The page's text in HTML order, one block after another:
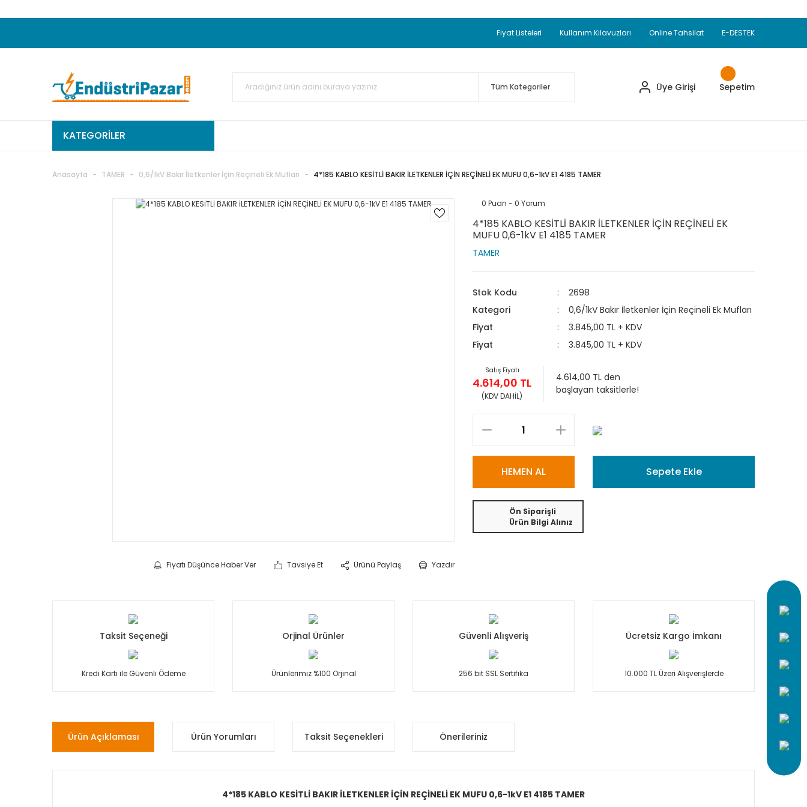
20.000TL ve Üzeri Alışverişlerinizde KARGO BEDAVATC Standart Bayonet J Tip Termokupul Ürünlerinde 50 Adet Alımlarda Sepette Ekstra %5 İskonto...
TC Standart Bayonet J Tip Termokupul Ürünlerinde 250 Adet Alımlarda Sepette
50.000,00TL ve Üzeri EMKO Ürünleri Alışverişlerinizde Sepette
Fiyat Listeleri Kullanım Kılavuzları Online Tahsilat E-DESTEK
Üye Girişi Sepetim
KATEGORİLER
Anasayfa TAMER 0,6/1kV Bakır İletkenler İçin Reçineli Ek Mufları 4*185 KABLO KESİTLİ BAKIR İLETKENLER İÇİN REÇİNELİ EK MUFU 0,6-1kV E1 4185 TAMER
Fiyatı Düşünce Haber Ver Tavsiye Et Ürünü Paylaş Yazdır
0 Puan - 0 Yorum
4*185 KABLO KESİTLİ BAKIR İLETKENLER İÇİN REÇİNELİ EK
MUFU 0,6-1kV E1 4185 TAMER
TAMER
Stok Kodu
2698
Kategori
0,6/1kV Bakır İletkenler İçin Reçineli Ek Mufları
Fiyat
3.845,00 TL + KDV
Fiyat
3.845,00 TL + KDV
Satış Fiyatı
4.614,00 TL
(KDV DAHİL)
4.614,00 TL den
başlayan taksitlerle!
HEMEN AL Sepete Ekle
Ön Siparişli
Ürün Bilgi Alınız
Taksit Seçeneği
Kredi Kartı ile Güvenli Ödeme
Orjinal Ürünler
Ürünlerimiz %100 Orjinal
Güvenli Alışveriş
256 bit SSL Sertifika
Ücretsiz Kargo İmkanı
10.000 TL Üzeri Alışverişlerde
Ürün Açıklaması Ürün Yorumları Taksit Seçenekleri Önerileriniz
4*185 KABLO KESİTLİ BAKIR İLETKENLER İÇİN REÇİNELİ EK MUFU 0,6-1kV E1 4185 TAMER